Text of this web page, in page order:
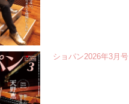
ショパン2026年3月号